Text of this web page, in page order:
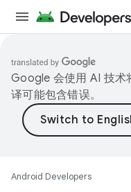
Google 会使用 AI 技术
译可能包含错误。
Android Developers